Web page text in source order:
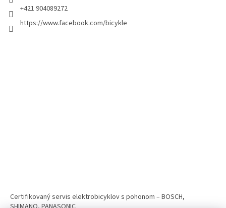
+421 904089272
https://www.facebook.com/bicykle
Certifikovaný servis elektrobicyklov s pohonom – BOSCH,